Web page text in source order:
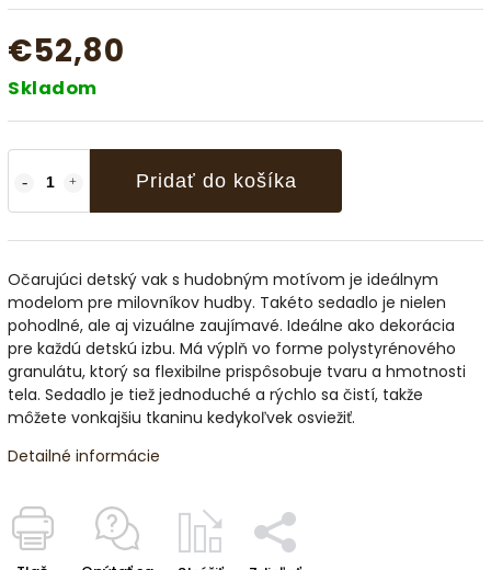
€52,80
Skladom
Pridať do košíka
Očarujúci detský vak s hudobným motívom je ideálnym
modelom pre milovníkov hudby. Takéto sedadlo je nielen
pohodlné, ale aj vizuálne zaujímavé. Ideálne ako dekorácia
pre každú detskú izbu. Má výplň vo forme polystyrénového
granulátu, ktorý sa flexibilne prispôsobuje tvaru a hmotnosti
tela. Sedadlo je tiež jednoduché a rýchlo sa čistí, takže
môžete vonkajšiu tkaninu kedykoľvek osviežiť.
Detailné informácie